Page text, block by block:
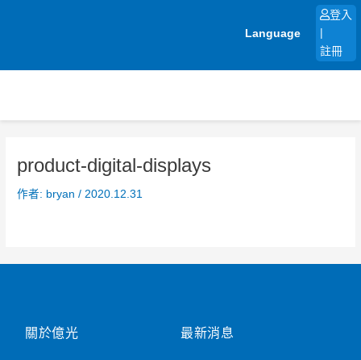
Language
登入
註冊
product-digital-displays
作者: bryan/ 2020.12.31
關於億光 最新消息